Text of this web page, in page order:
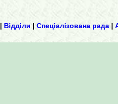
| Відділи | Спеціалізована рада |